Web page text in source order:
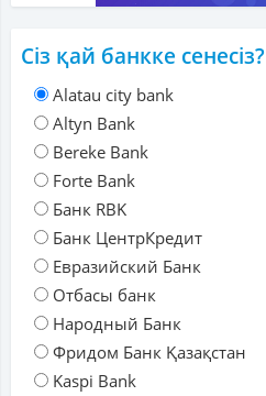
Сіз қай банкке сенесіз?
Alatau city bank
Altyn Bank
Bereke Bank
Forte Bank
Банк RBK
Банк ЦентрКредит
Евразийский Банк
Отбасы банк
Народный Банк
Фридом Банк Қазақстан
Kaspi Bank